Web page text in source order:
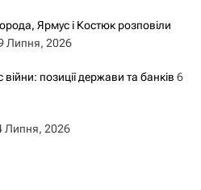
Ярмус і Костюк розповіли
Липня, 2026
війни: позиції держави та банків 6
Липня, 2026